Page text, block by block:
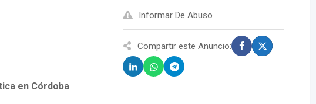
en Córdoba
Informar De Abuso
Compartir este Anuncio: